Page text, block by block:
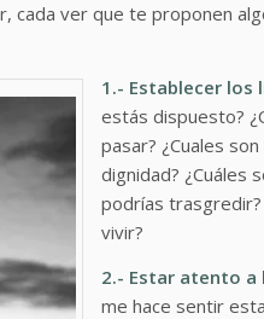
cada ver que te proponen
1.- Establecer los
estás dispuesto?
pasar? ¿Cuales
dignidad? ¿Cuáles
podrías trasgredir?
vivir?
2.- Estar atento a
me hace sentir